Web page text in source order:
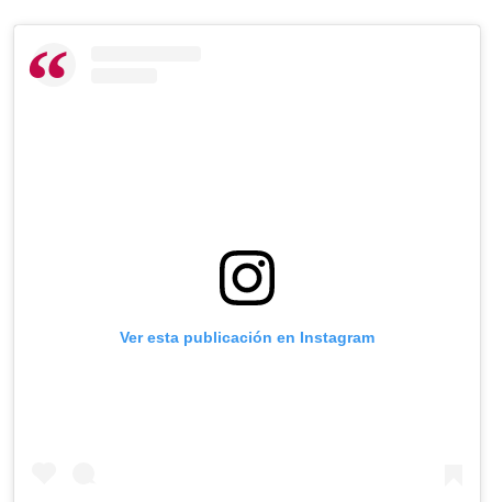
Ver esta publicación en Instagram